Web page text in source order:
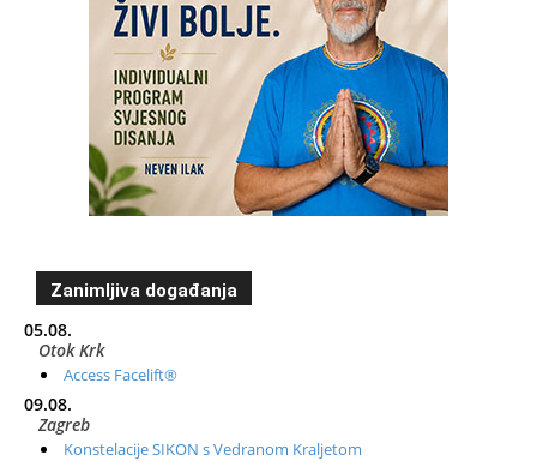
Zanimljiva događanja
05.08.
Otok Krk
Access Facelift®
09.08.
Zagreb
Konstelacije SIKON s Vedranom Kraljetom